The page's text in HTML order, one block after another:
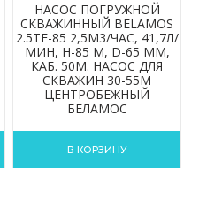
НАСОС ПОГРУЖНОЙ
СКВАЖИННЫЙ BELAMOS
2.5TF-85 2,5М3/ЧАС, 41,7Л/
МИН, Н-85 М, D-65 ММ,
КАБ. 50М. НАСОС ДЛЯ
СКВАЖИН 30-55М
ЦЕНТРОБЕЖНЫЙ
БЕЛАМОС
В КОРЗИНУ